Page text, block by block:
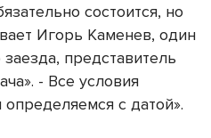
состоится, но
Игорь Каменев, один
представитель
- Все условия
с датой».